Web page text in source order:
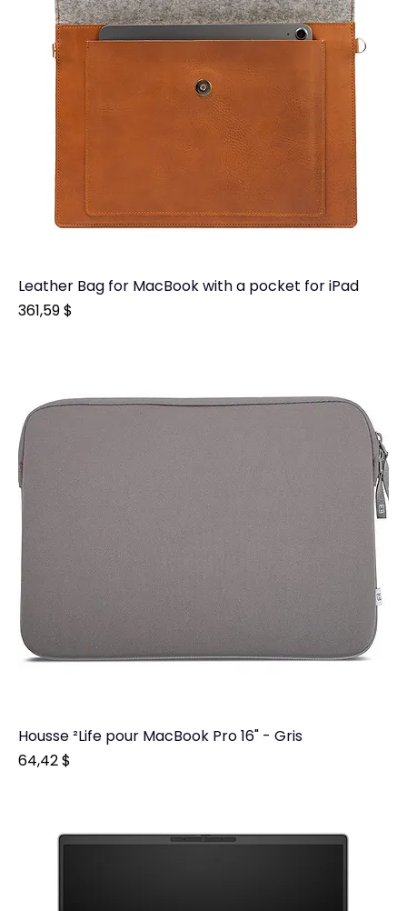
Leather Bag for MacBook with a pocket for iPad
Prix
361,59 $
Housse ²Life pour MacBook Pro 16" - Gris
Prix
64,42 $